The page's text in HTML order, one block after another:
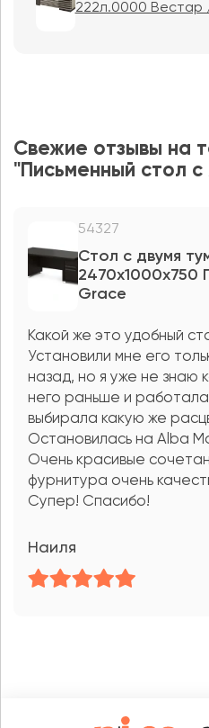
222л.0000 Вестар
Свежие отзывы на
"Письменный стол
54327
Стол с двумя
2470х1000х750
Grace
Какой же это удобный
Установили мне его
назад, но я уже не знаю
него раньше и
выбирала какую же
Остановилась на Alba
Очень красивые
фурнитура очень
Супер! Спасибо!
Наиля